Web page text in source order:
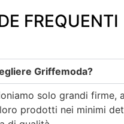
FREQUENTI
Griffemoda?
solo grandi firme,
prodotti nei minimi